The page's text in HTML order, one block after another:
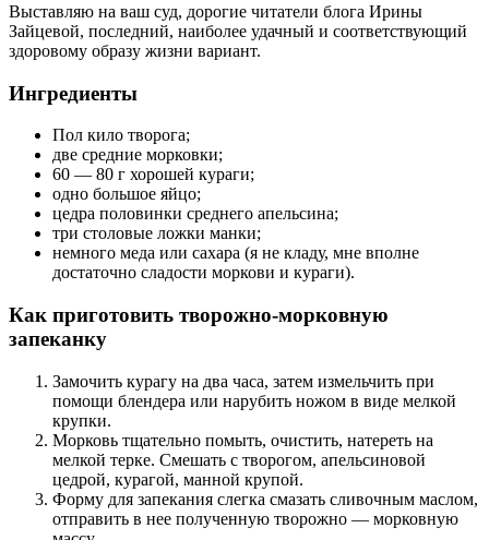
Выставляю на ваш суд, дорогие читатели блога Ирины
Зайцевой, последний, наиболее удачный и соответствующий
здоровому образу жизни вариант.
Ингредиенты
Пол кило творога;
две средние морковки;
60 — 80 г хорошей кураги;
одно большое яйцо;
цедра половинки среднего апельсина;
три столовые ложки манки;
немного меда или сахара (я не кладу, мне вполне
достаточно сладости моркови и кураги).
Как приготовить творожно-морковную
запеканку
Замочить курагу на два часа, затем измельчить при
помощи блендера или нарубить ножом в виде мелкой
крупки.
Морковь тщательно помыть, очистить, натереть на
мелкой терке. Смешать с творогом, апельсиновой
цедрой, курагой, манной крупой.
Форму для запекания слегка смазать сливочным маслом,
отправить в нее полученную творожно — морковную